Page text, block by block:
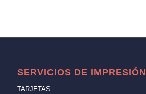
SERVICIOS DE IMPRESIÓN
TARJETAS